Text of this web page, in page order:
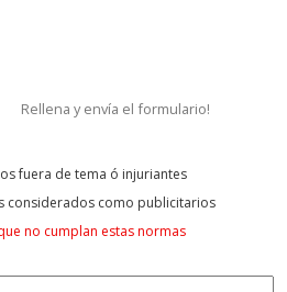
Rellena y envía el formulario!
fuera de tema ó injuriantes
considerados como publicitarios
no cumplan estas normas